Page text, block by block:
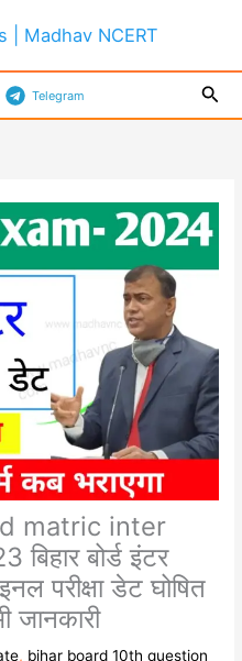
| Madhav NCERT
Telegram
matric inter
बोर्ड इंटर
परीक्षा डेट घोषित
जानकारी
, bihar board 10th question